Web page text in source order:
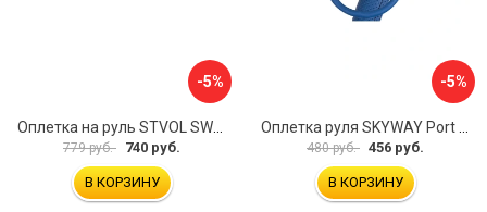
-5%
779 руб. 740 руб.
В КОРЗИНУ
-5%
480 руб. 456 руб.
В КОРЗИНУ